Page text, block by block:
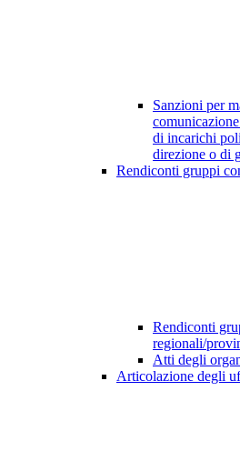
Sanzioni per
di incarichi
direzione o di
Rendiconti gruppi
Rendiconti
regionali/
Atti degli
Articolazione degli